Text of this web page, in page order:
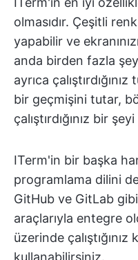
olmasıdır. Çeşitli
yapabilir ve
anda birden fazla
ayrıca
bir geçmişini tutar,
çalıştırdığınız bir
ITerm'in bir başka
programlama dilini
GitHub ve GitLab
araçlarıyla entegre
üzerinde
kullanabilirsiniz.